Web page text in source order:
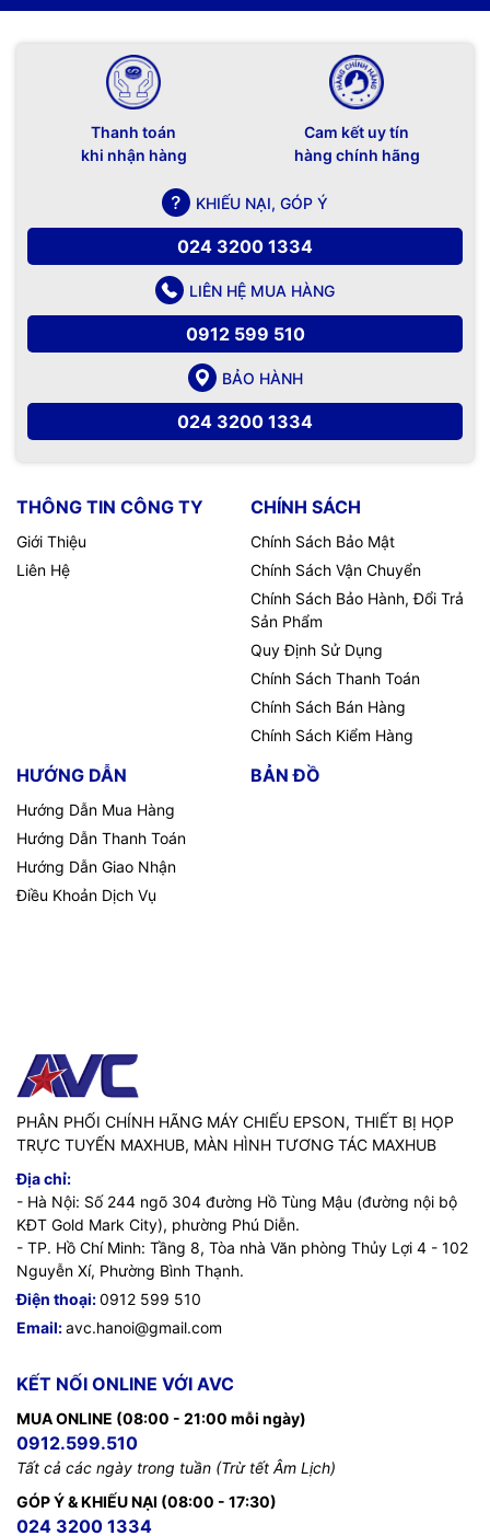
Thanh toán
khi nhận hàng
Cam kết uy tín
hàng chính hãng
KHIẾU NẠI, GÓP Ý
024 3200 1334
LIÊN HỆ MUA HÀNG
0912 599 510
BẢO HÀNH
024 3200 1334
THÔNG TIN CÔNG TY
Giới Thiệu
Liên Hệ
CHÍNH SÁCH
Chính Sách Bảo Mật
Chính Sách Vận Chuyển
Chính Sách Bảo Hành, Đổi Trả
Sản Phẩm
Quy Định Sử Dụng
Chính Sách Thanh Toán
Chính Sách Bán Hàng
Chính Sách Kiểm Hàng
HƯỚNG DẪN
Hướng Dẫn Mua Hàng
Hướng Dẫn Thanh Toán
Hướng Dẫn Giao Nhận
Điều Khoản Dịch Vụ
BẢN ĐỒ
PHÂN PHỐI CHÍNH HÃNG MÁY CHIẾU EPSON, THIẾT BỊ HỌP
TRỰC TUYẾN MAXHUB, MÀN HÌNH TƯƠNG TÁC MAXHUB
Địa chỉ:
- Hà Nội: Số 244 ngõ 304 đường Hồ Tùng Mậu (đường nội bộ
KĐT Gold Mark City), phường Phú Diễn.
- TP. Hồ Chí Minh: Tầng 8, Tòa nhà Văn phòng Thủy Lợi 4 - 102
Nguyễn Xí, Phường Bình Thạnh.
Điện thoại:0912 599 510
Email:avc.hanoi@gmail.com
KẾT NỐI ONLINE VỚI AVC
MUA ONLINE (08:00 - 21:00 mỗi ngày)
0912.599.510
Tất cả các ngày trong tuần (Trừ tết Âm Lịch)
GÓP Ý & KHIẾU NẠI (08:00 - 17:30)
024 3200 1334